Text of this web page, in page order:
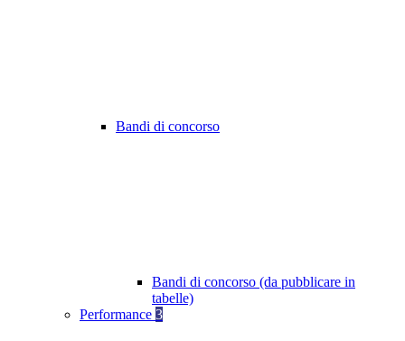
Bandi di concorso
Bandi di concorso (da pubblicare in
tabelle)
Performance 3